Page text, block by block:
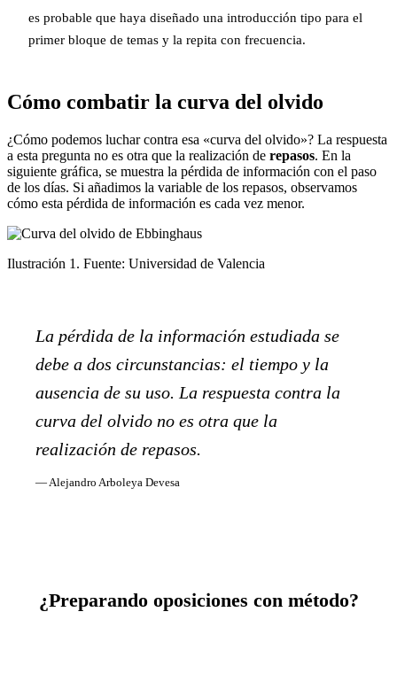
es probable que haya diseñado una introducción tipo para el
primer bloque de temas y la repita con frecuencia.
Cómo combatir la curva del olvido
¿Cómo podemos luchar contra esa «curva del olvido»? La respuesta
a esta pregunta no es otra que la realización de repasos. En la
siguiente gráfica, se muestra la pérdida de información con el paso
de los días. Si añadimos la variable de los repasos, observamos
cómo esta pérdida de información es cada vez menor.
Ilustración 1. Fuente: Universidad de Valencia
La pérdida de la información estudiada se
debe a dos circunstancias: el tiempo y la
ausencia de su uso. La respuesta contra la
curva del olvido no es otra que la
realización de repasos.
— Alejandro Arboleya Devesa
¿Preparando oposiciones con método?